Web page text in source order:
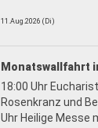
11.Aug.2026 (Di)
Monatswallfahrt
18:00 Uhr
Rosenkranz und
Uhr Heilige Messe